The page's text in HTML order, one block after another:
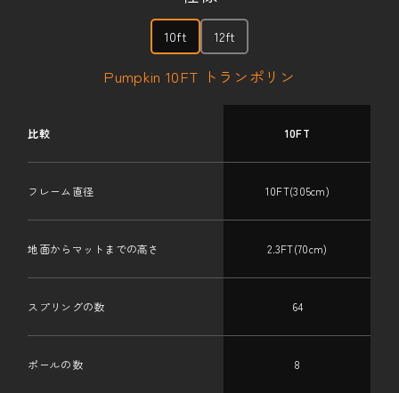
10ft 12ft
Pumpkin 10FT トランポリン
比較 10FT
フレーム直径 10FT(305cm)
地面からマットまでの高さ 2.3FT(70cm)
スプリングの数 64
ポールの数 8